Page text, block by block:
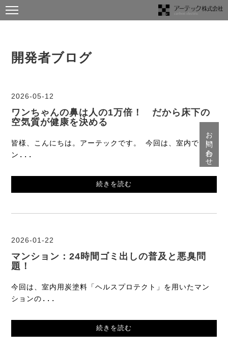
お問い合わせ
開発者ブログ
2026-05-12
ワンちゃんの鼻は人の1万倍！ だから床下の
空気質が健康を決める
皆様、こんにちは。アーテックです。 今回は、室内でワ
ン...
続きを読む
2026-01-22
マンション：24時間ゴミ出しの普及と悪臭問
題！
今回は、室内用炭塗料「ヘルスプロテクト」を用いたマン
ションの...
続きを読む